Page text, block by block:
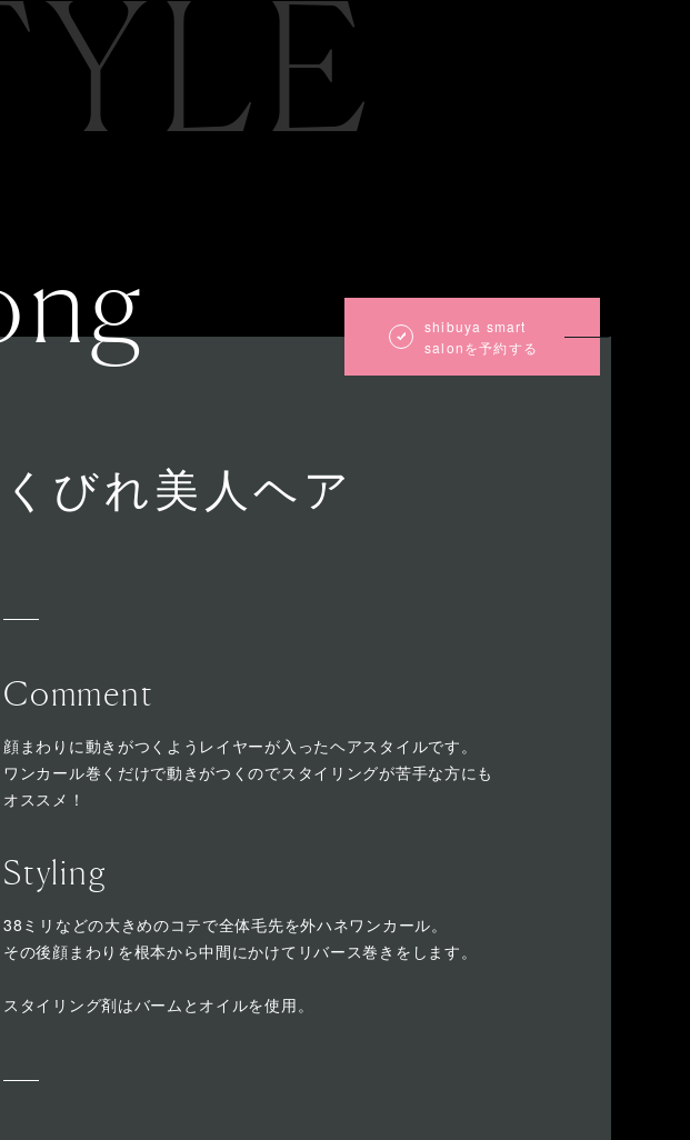
shibuya smart
salonを予約する
くびれ美人ヘア
Comment
顔まわりに動きがつくようレイヤーが入ったヘアスタイルです。
ワンカール巻くだけで動きがつくのでスタイリングが苦手な方にも
オススメ！
Styling
38ミリなどの大きめのコテで全体毛先を外ハネワンカール。
その後顔まわりを根本から中間にかけてリバース巻きをします。
スタイリング剤はバームとオイルを使用。